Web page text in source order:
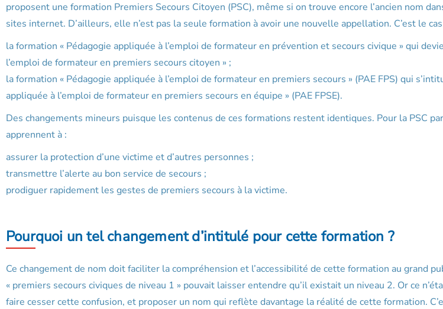
proposent une formation Premiers Secours Citoyen (PSC), même si on trouve encore l’ancien nom
sites internet. D’ailleurs, elle n’est pas la seule formation à avoir une nouvelle appellation. C’est le
la formation « Pédagogie appliquée à l’emploi de formateur en prévention et secours civique » qui
l’emploi de formateur en premiers secours citoyen » ;
la formation « Pédagogie appliquée à l’emploi de formateur en premiers secours » (PAE FPS) qui
appliquée à l’emploi de formateur en premiers secours en équipe » (PAE FPSE).
Des changements mineurs puisque les contenus de ces formations restent identiques. Pour la PSC
apprennent à :
assurer la protection d’une victime et d’autres personnes ;
transmettre l’alerte au bon service de secours ;
prodiguer rapidement les gestes de premiers secours à la victime.
Pourquoi un tel changement d’intitulé pour cette formation ?
Ce changement de nom doit faciliter la compréhension et l’accessibilité de cette formation au grand
« premiers secours civiques de niveau 1 » pouvait laisser entendre qu’il existait un niveau 2. Or ce
faire cesser cette confusion, et proposer un nom qui reflète davantage la réalité de cette formation.